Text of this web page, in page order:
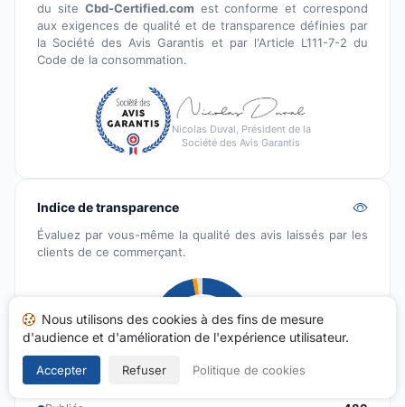
du site Cbd-Certified.com est conforme et correspond
aux exigences de qualité et de transparence définies par
la Société des Avis Garantis et par l'Article L111-7-2 du
Code de la consommation.
Nicolas Duval, Président de la
Société des Avis Garantis
Indice de transparence
Évaluez par vous-même la qualité des avis laissés par les
clients de ce commerçant.
Nous utilisons des cookies à des fins de mesure
d'audience et d'amélioration de l'expérience utilisateur.
Accepter Refuser Politique de cookies